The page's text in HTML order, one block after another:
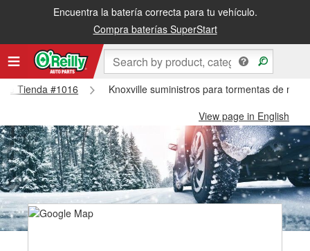
Encuentra la batería correcta para tu vehículo.
Compra baterías SuperStart
Tienda #1016
Knoxville suministros para tormentas de
View page in English